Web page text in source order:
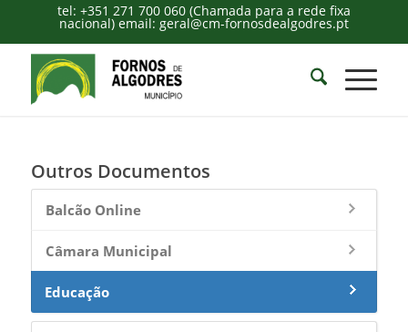
tel: +351 271 700 060 (Chamada para a rede fixa
nacional) email: geral@cm-fornosdealgodres.pt
Outros Documentos
Balcão Online
Câmara Municipal
Educação